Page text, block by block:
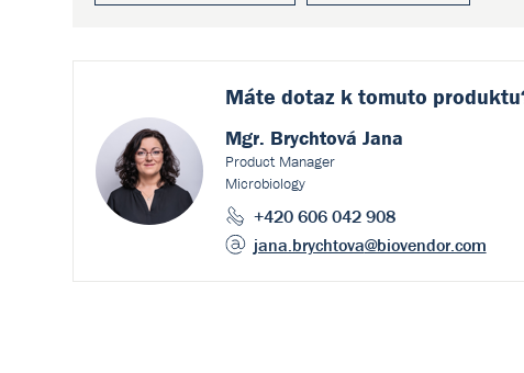
Máte dotaz k tomuto
Mgr. Brychtová Jana
Product Manager
Microbiology
+420 606 042 908
jana.brychtova@biovendor.com